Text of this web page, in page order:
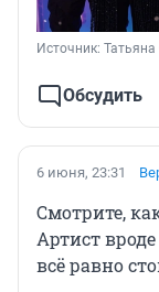
Источник: Татьяна
Обсудить
6 июня, 23:31
Смотрите,
Артист
всё равно